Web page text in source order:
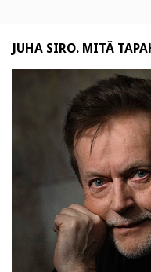
JUHA SIRO. MITÄ